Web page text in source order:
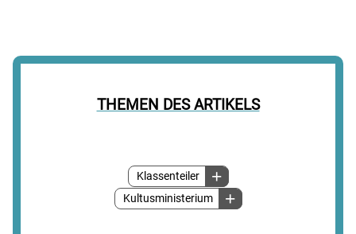
THEMEN DES ARTIKELS
Klassenteiler
Kultusministerium